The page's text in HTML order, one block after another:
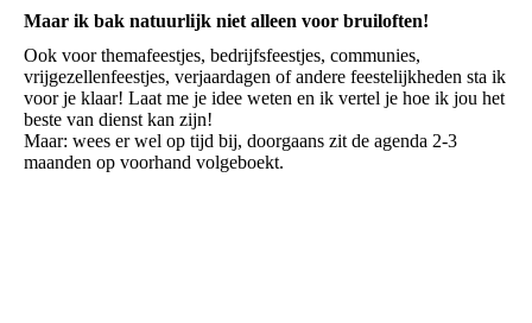
Maar ik bak natuurlijk niet alleen voor bruiloften!
Ook voor themafeestjes, bedrijfsfeestjes, communies,
vrijgezellenfeestjes, verjaardagen of andere feestelijkheden sta ik
voor je klaar! Laat me je idee weten en ik vertel je hoe ik jou het
beste van dienst kan zijn!
Maar: wees er wel op tijd bij, doorgaans zit de agenda 2-3
maanden op voorhand volgeboekt.